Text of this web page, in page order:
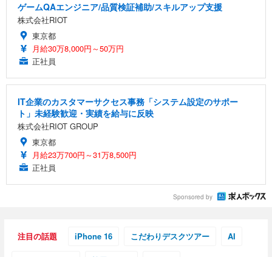
ゲームQAエンジニア/品質検証補助/スキルアップ支援
株式会社RIOT
東京都
月給30万8,000円～50万円
正社員
IT企業のカスタマーサクセス事務「システム設定のサポー
ト」未経験歓迎・実績を給与に反映
株式会社RIOT GROUP
東京都
月給23万700円～31万8,500円
正社員
Sponsored by
注目の話題 iPhone 16 こだわりデスクツアー AI